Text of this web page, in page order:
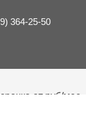
от руб/мес.
364-25-50